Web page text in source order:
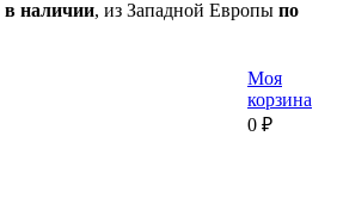
в наличии, из Западной Европы по
Моя
корзина
0 ₽